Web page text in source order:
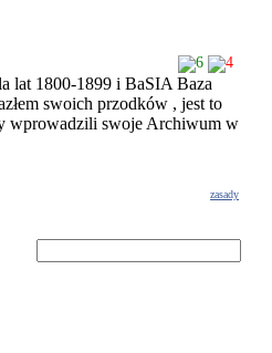
6 4
lat 1800-1899 i BaSIA Baza
swoich przodków , jest to
wprowadzili swoje Archiwum w
zasady